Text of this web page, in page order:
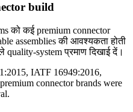
build
को कई premium connector
assemblies की आवश्यकता होती
system प्रमाण दिखाई दें।
IATF 16949:2016,
connector brands were